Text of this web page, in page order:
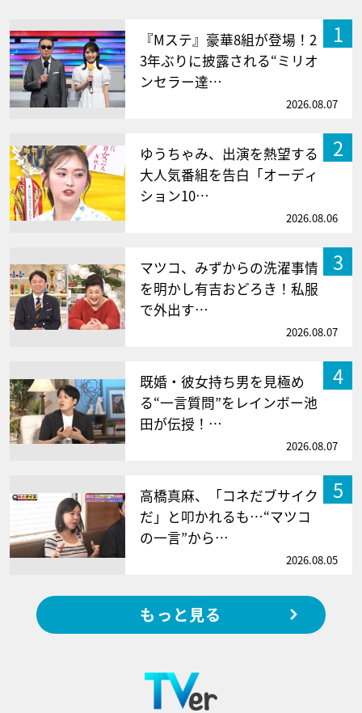
1
『Mステ』豪華8組が登場！2
3年ぶりに披露される“ミリオ
ンセラー達…
2026.08.07
2
ゆうちゃみ、出演を熱望する
大人気番組を告白「オーディ
ション10…
2026.08.06
3
マツコ、みずからの洗濯事情
を明かし有吉おどろき！私服
で外出す…
2026.08.07
4
既婚・彼女持ち男を見極め
る“一言質問”をレインボー池
田が伝授！…
2026.08.07
5
高橋真麻、「コネだブサイク
だ」と叩かれるも…“マツコ
の一言”から…
2026.08.05
もっと見る